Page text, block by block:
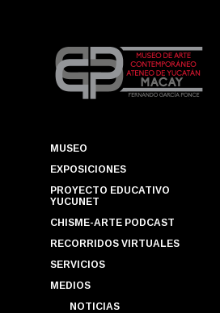
MUSEO
EXPOSICIONES
PROYECTO EDUCATIVO
YUCUNET
CHISME-ARTE PODCAST
RECORRIDOS VIRTUALES
SERVICIOS
MEDIOS
NOTICIAS